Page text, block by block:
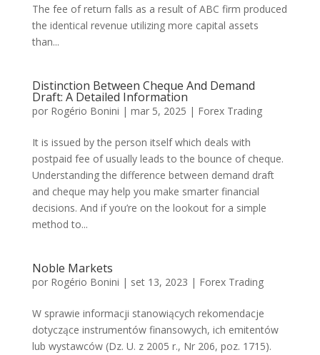
The fee of return falls as a result of ABC firm produced
the identical revenue utilizing more capital assets
than...
Distinction Between Cheque And Demand
Draft: A Detailed Information
por Rogério Bonini | mar 5, 2025 | Forex Trading
It is issued by the person itself which deals with
postpaid fee of usually leads to the bounce of cheque.
Understanding the difference between demand draft
and cheque may help you make smarter financial
decisions. And if you’re on the lookout for a simple
method to...
Noble Markets
por Rogério Bonini | set 13, 2023 | Forex Trading
W sprawie informacji stanowiących rekomendacje
dotyczące instrumentów finansowych, ich emitentów
lub wystawców (Dz. U. z 2005 r., Nr 206, poz. 1715).